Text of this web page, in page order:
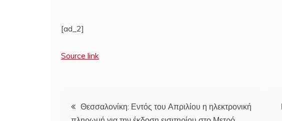
[ad_2]
Source link
Πλοήγηση
Θεσσαλονίκη: Εντός του Απριλίου η ηλεκτρονική